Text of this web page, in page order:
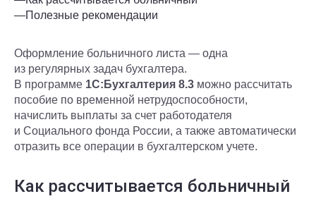
—Полезные рекомендации
Оформление больничного листа — одна
из регулярных задач бухгалтера.
В программе 1С:Бухгалтерия 8.3 можно рассчитать
пособие по временной нетрудоспособности,
начислить выплаты за счет работодателя
и Социального фонда России, а также автоматически
отразить все операции в бухгалтерском учете.
Как рассчитывается больничный